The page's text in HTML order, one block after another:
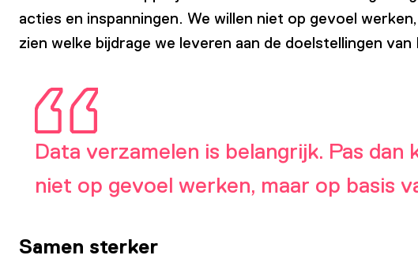
acties en inspanningen. We willen niet op gevoel
zien welke bijdrage we leveren aan de doelstellingen
Data verzamelen is belangrijk. Pas
niet op gevoel werken, maar op basis
Samen sterker